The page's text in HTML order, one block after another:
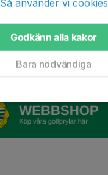
Så använder vi cookies
Godkänn alla kakor
Bara nödvändiga